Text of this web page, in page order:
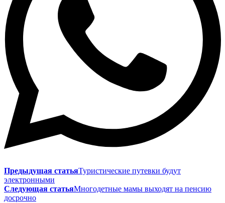
Предыдущая статьяТуристические путевки будут
электронными
Следующая статьяМногодетные мамы выходят на пенсию
досрочно